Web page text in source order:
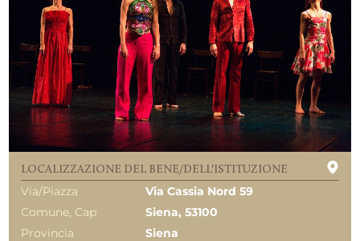
LOCALIZZAZIONE DEL BENE/DELL'ISTITUZIONE
Via/Piazza
Via Cassia Nord 59
Comune, Cap
Siena, 53100
Provincia
Siena